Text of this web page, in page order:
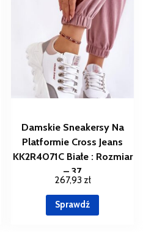
Damskie Sneakersy Na
Platformie Cross Jeans
KK2R4071C Białe : Rozmiar
– 37
267,93 zł
Sprawdź